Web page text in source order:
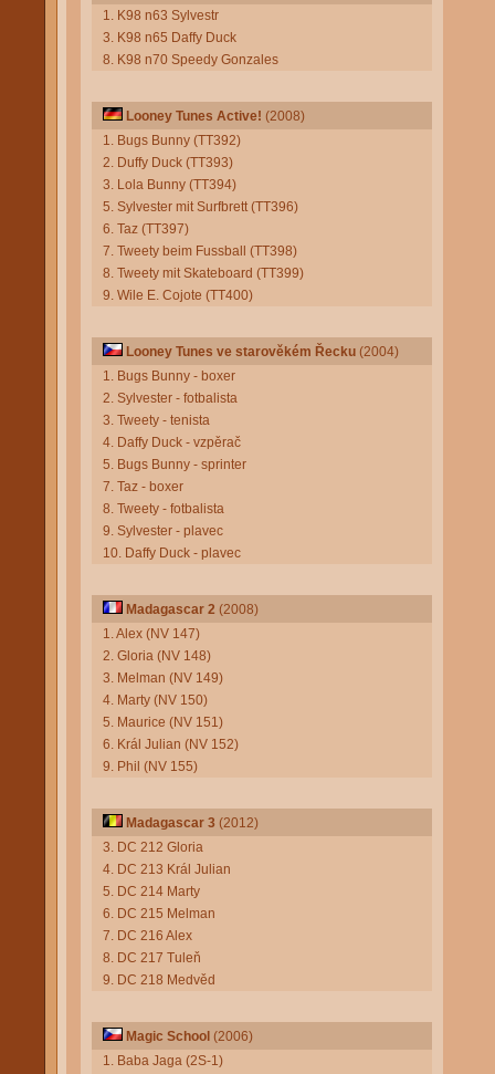
1. K98 n63 Sylvestr
3. K98 n65 Daffy Duck
8. K98 n70 Speedy Gonzales
Looney Tunes Active! (2008)
1. Bugs Bunny (TT392)
2. Duffy Duck (TT393)
3. Lola Bunny (TT394)
5. Sylvester mit Surfbrett (TT396)
6. Taz (TT397)
7. Tweety beim Fussball (TT398)
8. Tweety mit Skateboard (TT399)
9. Wile E. Cojote (TT400)
Looney Tunes ve starověkém Řecku (2004)
1. Bugs Bunny - boxer
2. Sylvester - fotbalista
3. Tweety - tenista
4. Daffy Duck - vzpěrač
5. Bugs Bunny - sprinter
7. Taz - boxer
8. Tweety - fotbalista
9. Sylvester - plavec
10. Daffy Duck - plavec
Madagascar 2 (2008)
1. Alex (NV 147)
2. Gloria (NV 148)
3. Melman (NV 149)
4. Marty (NV 150)
5. Maurice (NV 151)
6. Král Julian (NV 152)
9. Phil (NV 155)
Madagascar 3 (2012)
3. DC 212 Gloria
4. DC 213 Král Julian
5. DC 214 Marty
6. DC 215 Melman
7. DC 216 Alex
8. DC 217 Tuleň
9. DC 218 Medvěd
Magic School (2006)
1. Baba Jaga (2S-1)